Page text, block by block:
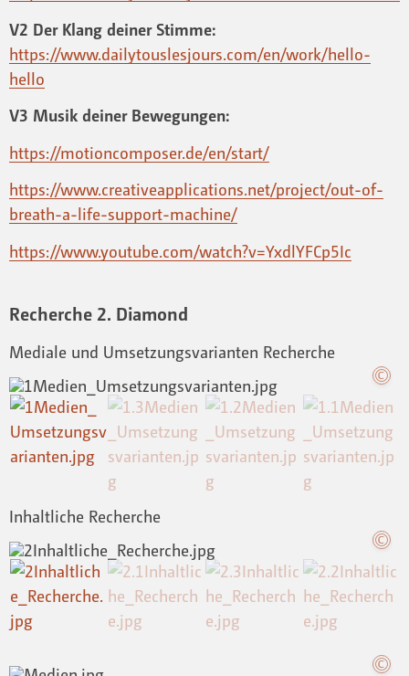
V2 Der Klang deiner Stimme:
https://www.dailytouslesjours.com/en/work/hello-
hello
V3 Musik deiner Bewegungen:
https://motioncomposer.de/en/start/
https://www.creativeapplications.net/project/out-of-
breath-a-life-support-machine/
https://www.youtube.com/watch?v=YxdlYFCp5Ic
Recherche 2. Diamond
Mediale und Umsetzungsvarianten Recherche
Inhaltliche Recherche